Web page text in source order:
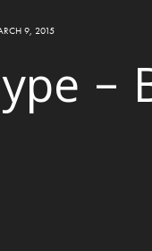
9, 2015
–